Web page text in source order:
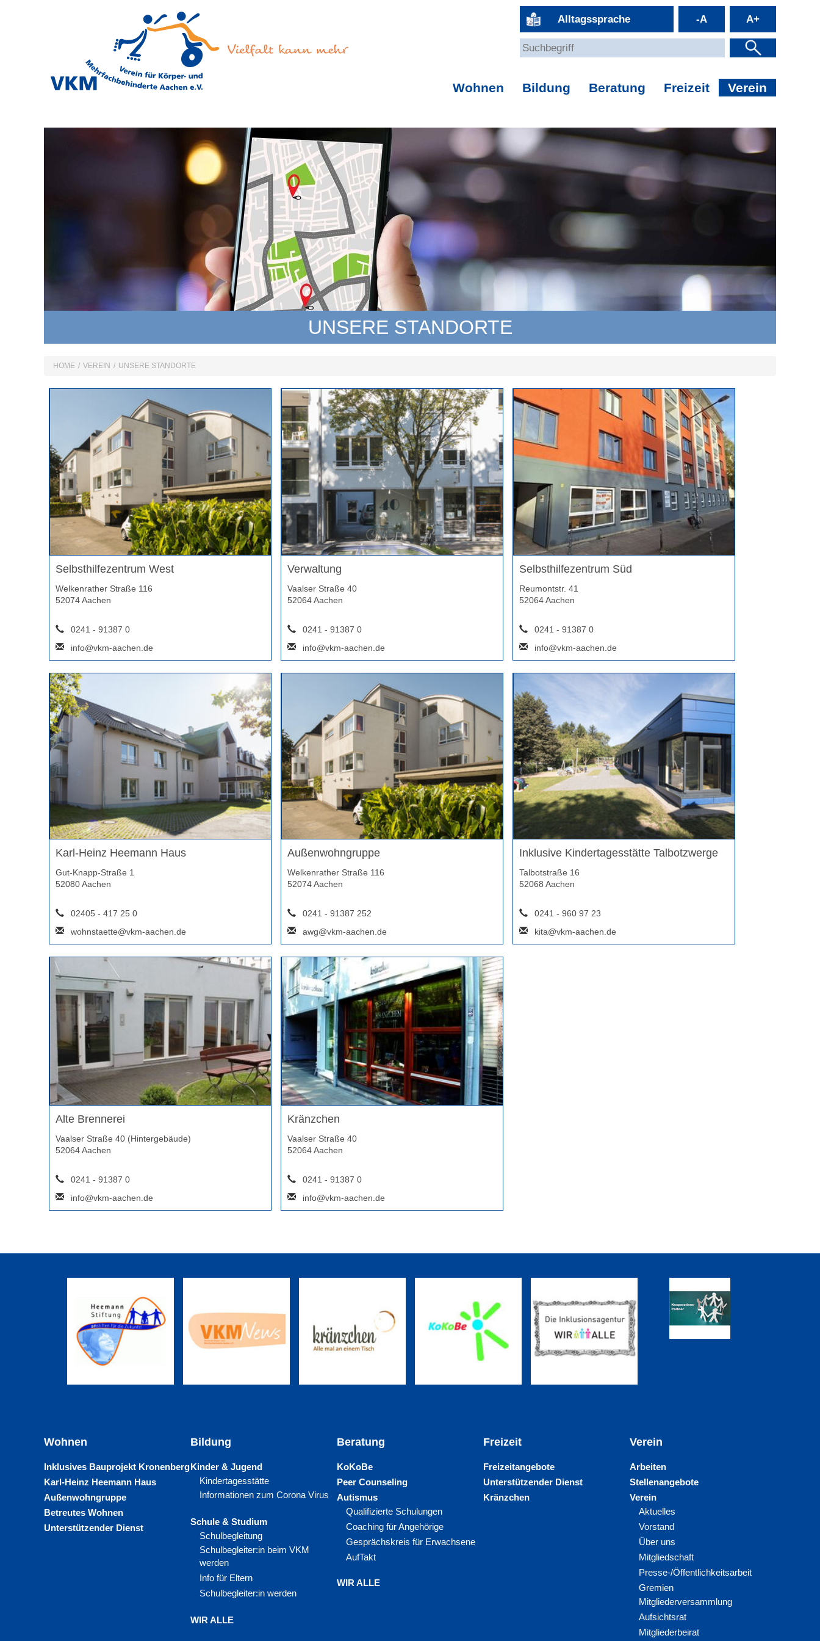
-A A+
Alltagssprache
Wohnen Bildung Beratung Freizeit Verein
UNSERE STANDORTE
HOME / VEREIN / UNSERE STANDORTE
Selbsthilfezentrum West
Welkenrather Straße 116
52074 Aachen
0241 - 91387 0
info@vkm-aachen.de
Verwaltung
Vaalser Straße 40
52064 Aachen
0241 - 91387 0
info@vkm-aachen.de
Selbsthilfezentrum Süd
Reumontstr. 41
52064 Aachen
0241 - 91387 0
info@vkm-aachen.de
Karl-Heinz Heemann Haus
Gut-Knapp-Straße 1
52080 Aachen
02405 - 417 25 0
wohnstaette@vkm-aachen.de
Außenwohngruppe
Welkenrather Straße 116
52074 Aachen
0241 - 91387 252
awg@vkm-aachen.de
Inklusive Kindertagesstätte Talbotzwerge
Talbotstraße 16
52068 Aachen
0241 - 960 97 23
kita@vkm-aachen.de
Alte Brennerei
Vaalser Straße 40 (Hintergebäude)
52064 Aachen
0241 - 91387 0
info@vkm-aachen.de
Kränzchen
Vaalser Straße 40
52064 Aachen
0241 - 91387 0
info@vkm-aachen.de
Wohnen
Inklusives Bauprojekt Kronenberg
Karl-Heinz Heemann Haus
Außenwohngruppe
Betreutes Wohnen
Unterstützender Dienst
Bildung
Kinder & Jugend
Kindertagesstätte
Informationen zum Corona Virus
Schule & Studium
Schulbegleitung
Schulbegleiter:in beim VKM
werden
Info für Eltern
Schulbegleiter:in werden
WIR ALLE
Beratung
KoKoBe
Peer Counseling
Autismus
Qualifizierte Schulungen
Coaching für Angehörige
Gesprächskreis für Erwachsene
AufTakt
WIR ALLE
Freizeit
Freizeitangebote
Unterstützender Dienst
Kränzchen
Verein
Arbeiten
Stellenangebote
Verein
Aktuelles
Vorstand
Über uns
Mitgliedschaft
Presse-/Öffentlichkeitsarbeit
Gremien
Mitgliederversammlung
Aufsichtsrat
Mitgliederbeirat